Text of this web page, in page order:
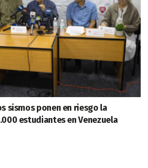
sismos ponen en riesgo la
estudiantes en Venezuela